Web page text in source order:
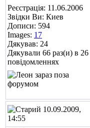
Реєстрація: 11.06.2006
Звідки Ви: Киев
Дописи: 594
Images: 17
Дякував: 24
Дякували 66 раз(и) в 26
повідомленнях
10.09.2009,
14:55